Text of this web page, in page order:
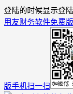
登陆的时候显示登
用友财务软件免费版
版手机扫一扫